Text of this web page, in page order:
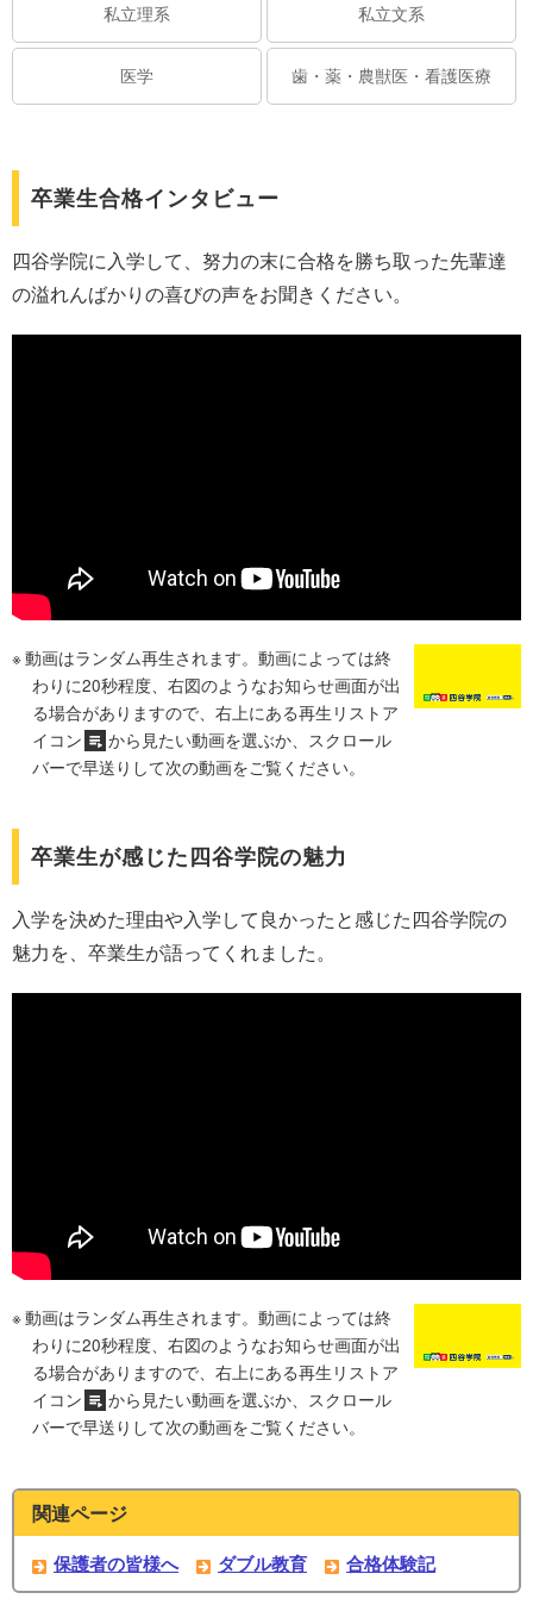
私立理系 私立文系
医学 歯・薬・農獣医・看護医療
卒業生合格インタビュー
四谷学院に入学して、努力の末に合格を勝ち取った先輩達
の溢れんばかりの喜びの声をお聞きください。
動画はランダム再生されます。動画によっては終
わりに20秒程度、右図のようなお知らせ画面が出
る場合がありますので、右上にある再生リストア
イコン
から見たい動画を選ぶか、スクロール
バーで早送りして次の動画をご覧ください。
卒業生が感じた四谷学院の魅力
入学を決めた理由や入学して良かったと感じた四谷学院の
魅力を、卒業生が語ってくれました。
動画はランダム再生されます。動画によっては終
わりに20秒程度、右図のようなお知らせ画面が出
る場合がありますので、右上にある再生リストア
イコン
から見たい動画を選ぶか、スクロール
バーで早送りして次の動画をご覧ください。
関連ページ
保護者の皆様へ ダブル教育 合格体験記